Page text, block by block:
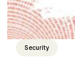
Security